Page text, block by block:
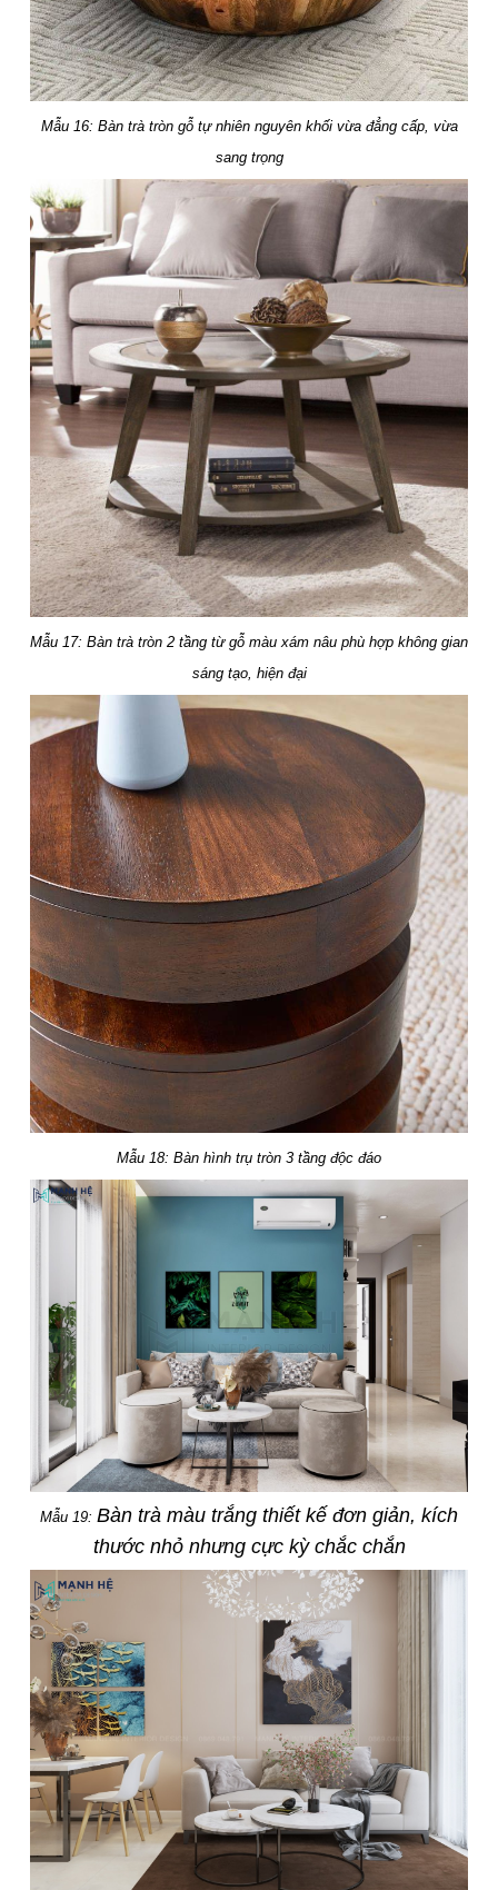
Mẫu 16: Bàn trà tròn gỗ tự nhiên nguyên khối vừa đẳng cấp, vừa
sang trọng
Mẫu 17: Bàn trà tròn 2 tầng từ gỗ màu xám nâu phù hợp không gian
sáng tạo, hiện đại
Mẫu 18: Bàn hình trụ tròn 3 tầng độc đáo
Mẫu 19: Bàn trà màu trắng thiết kế đơn giản, kích
thước nhỏ nhưng cực kỳ chắc chắn